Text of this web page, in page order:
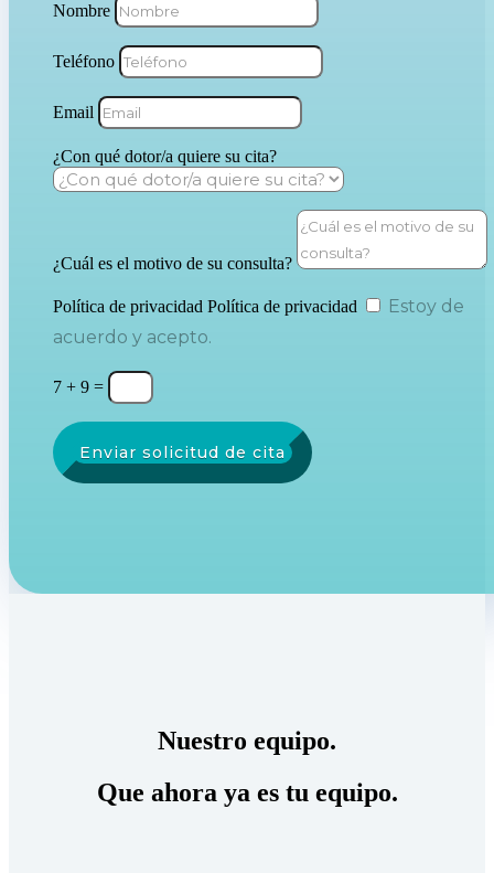
Nombre
Teléfono
Email
¿Con qué dotor/a quiere su cita?
¿Cuál es el motivo de su consulta?
Política de privacidad Política de privacidad
Estoy de
acuerdo y acepto.
7 + 9 =
Enviar solicitud de cita
Nuestro equipo.
Que ahora ya es tu equipo.